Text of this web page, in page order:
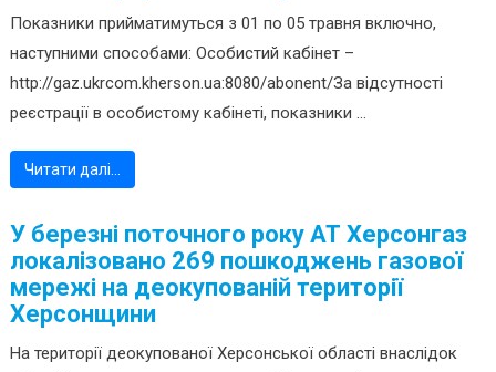
Показники прийматимуться з 01 по 05 травня включно,
наступними способами: Особистий кабінет –
http://gaz.ukrcom.kherson.ua:8080/abonent/За відсутності
реєстрації в особистому кабінеті, показники ...
Читати далі…
У березні поточного року АТ Херсонгаз
локалізовано 269 пошкоджень газової
мережі на деокупованій території
Херсонщини
На території деокупованої Херсонської області внаслідок